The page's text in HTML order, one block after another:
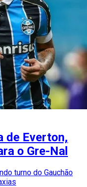
de Everton,
o Gre-Nal
turno do Gauchão